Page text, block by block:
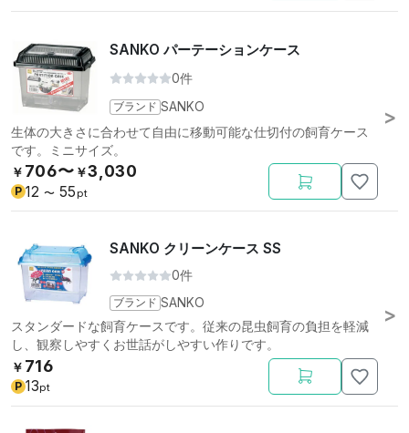
SANKO パーテーションケース
0件
ブランド SANKO
生体の大きさに合わせて自由に移動可能な仕切付の飼育ケース
です。ミニサイズ。
￥ 706〜 ￥3,030
P 12 〜 55 pt
SANKO クリーンケース SS
0件
ブランド SANKO
スタンダードな飼育ケースです。従来の昆虫飼育の負担を軽減
し、観察しやすくお世話がしやすい作りです。
￥ 716
P 13pt